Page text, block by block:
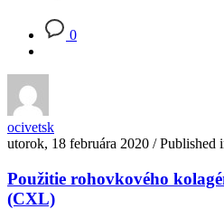
0
ocivetsk
utorok, 18 februára 2020 / Published
Použitie rohovkového
(CXL)